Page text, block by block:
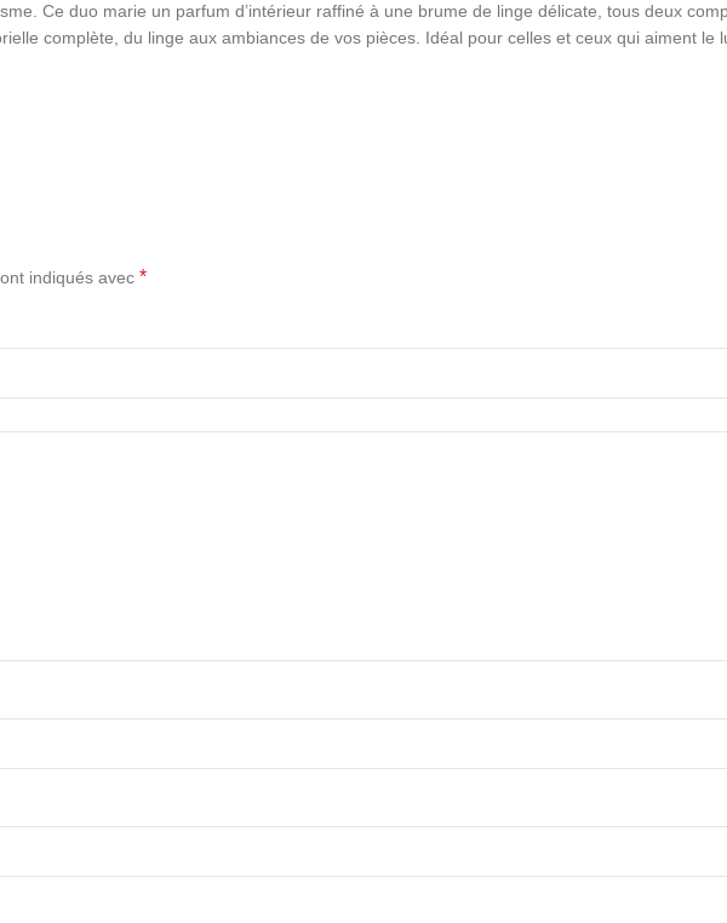
Ce duo marie un parfum d’intérieur raffiné à une brume de linge délicate, tous deux
complète, du linge aux ambiances de vos pièces. Idéal pour celles et ceux qui aiment le
indiqués avec *